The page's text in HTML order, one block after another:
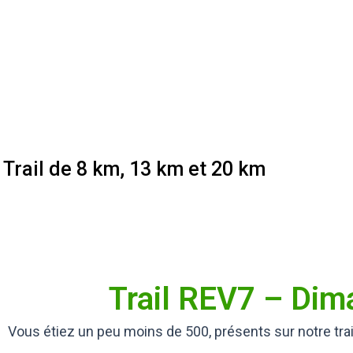
Trail de 8 km, 13 km et 20 km
Trail REV7 –
Vous étiez un peu moins de 500, présents sur notre